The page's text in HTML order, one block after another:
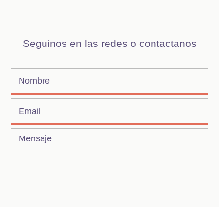
Seguinos en las redes o contactanos